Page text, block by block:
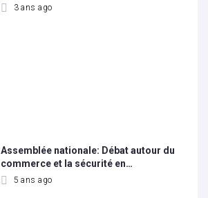
3 ans ago
Assemblée nationale: Débat autour du
commerce et la sécurité en…
5 ans ago